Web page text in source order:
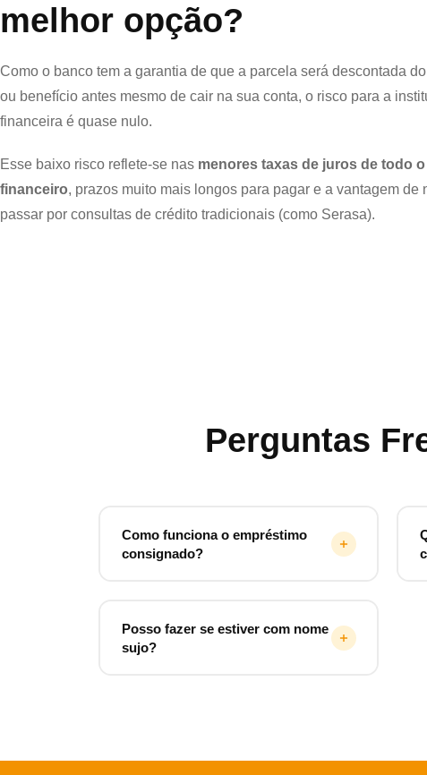
melhor opção?
Como o banco tem a garantia de que a parcela será descontada
ou benefício antes mesmo de cair na sua conta, o risco para a
financeira é quase nulo.
Esse baixo risco reflete-se nas menores taxas de juros de todo
financeiro, prazos muito mais longos para pagar e a vantagem de
passar por consultas de crédito tradicionais (como Serasa).
Perguntas
Como funciona o empréstimo
consignado?
Posso fazer se estiver com nome
sujo?